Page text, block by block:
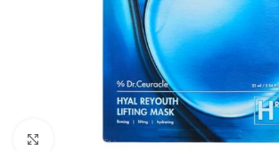
Click to enlarge